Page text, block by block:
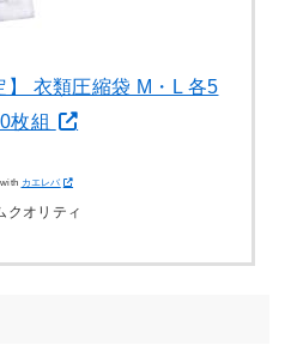
】 衣類圧縮袋 M・L 各5
枚組
カエレバ
クオリティ